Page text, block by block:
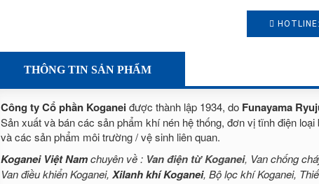
HOTLINE:
THÔNG TIN SẢN PHẨM
Công ty Cổ phần Koganeiđược thành lập 1934, do Funayama
Sản xuất và bán các sản phẩm khí nén hệ thống, đơn vị tĩnh điện
và các sản phẩm môi trường / vệ sinh liên quan.
Koganei Việt Namchuyên về : Van điện từ Koganei, Van chống
Van điều khiển Koganei, Xilanh khí Koganei, Bộ lọc khí Koganei,